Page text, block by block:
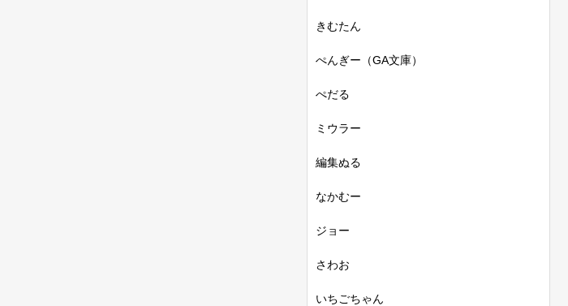
きむたん
ぺんぎー（GA文庫）
ぺだる
ミウラー
編集ぬる
なかむー
ジョー
さわお
いちごちゃん